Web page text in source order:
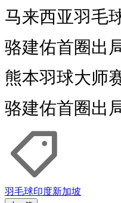
马来西亚羽毛
骆建佑首圈出
熊本羽球大师
骆建佑首圈出
羽毛球印度新加坡